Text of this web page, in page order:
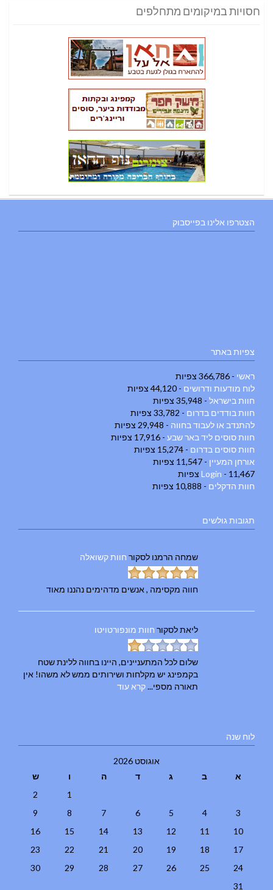
חסויות במיקומים מתחלפים
הצטרפו אלינו בפייסבוק
צפיות באתר
ראשי - 366,786 צפיות
לוח מודעות ודרושים - 44,120 צפיות
חוות בישראל - 35,948 צפיות
חוות בודדים בדרום - 33,782 צפיות
להתנדב או לעבוד בחווה - 29,948 צפיות
חוות סוסים ליד באר שבע - 17,916 צפיות
חוות סוסים בדרום - 15,274 צפיות
אורחן המעיין - 11,547 צפיות
Login - 11,467 צפיות
חוות הדקלים - 10,888 צפיות
תגובות גולשים
שמחה הרמנו לסקור חוות קשואלה
חווה מקסימה , אנשים מדהימים נהננו מאוד
ליאתלסקור חוות מונפורטויטו
שלום לכל המתעניינים, היינו בחווה ללינת שטח
בקמפינג יש מקלחות ושירותים ממש לא משהו! אין
תאורה מספי...קרא עוד
לוח שנה
אוגוסט 2026
א
ב ג ד ה ו
ש
1
2
3
4
5
6
7
8
9
10
11
12
13
14
15
16
17
18
19
20
21
22
23
24
25
26
27
28
29
30
31